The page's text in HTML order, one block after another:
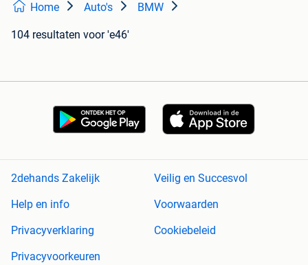
Home Auto's BMW
104 resultaten voor 'e46'
2dehands Zakelijk
Veilig en Succesvol
Help en info
Voorwaarden
Privacyverklaring
Cookiebeleid
Privacyvoorkeuren